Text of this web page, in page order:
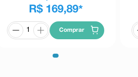
R$ 169,89*
Comprar